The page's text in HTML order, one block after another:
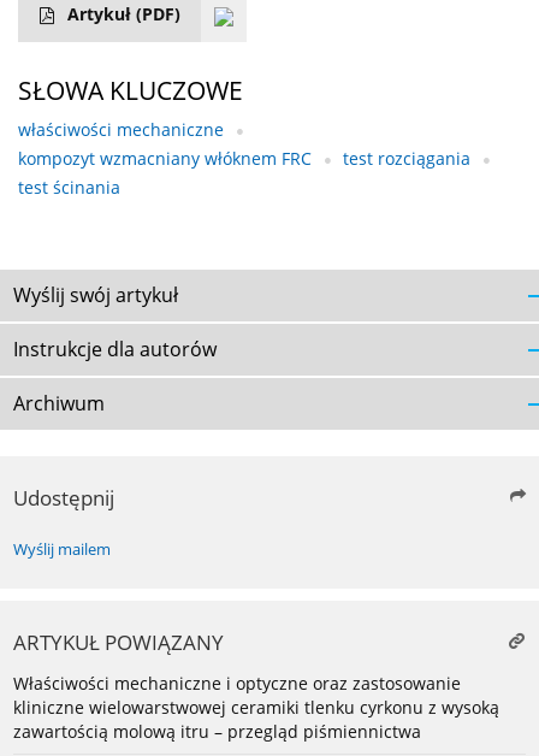
Artykuł (PDF)
SŁOWA KLUCZOWE
właściwości mechaniczne
kompozyt wzmacniany włóknem FRC
test rozciągania
test ścinania
Wyślij swój artykuł
Instrukcje dla autorów
Archiwum
Udostępnij
Wyślij mailem
ARTYKUŁ POWIĄZANY
Właściwości mechaniczne i optyczne oraz zastosowanie
kliniczne wielowarstwowej ceramiki tlenku cyrkonu z wysoką
zawartością molową itru – przegląd piśmiennictwa